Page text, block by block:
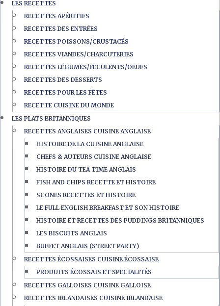
LES RECETTES
RECETTES APÉRITIFS
RECETTES DES ENTRÉES
RECETTES POISSONS/CRUSTACÉS
RECETTES VIANDES/CHARCUTERIES
RECETTES LÉGUMES/FÉCULENTS/OEUFS
RECETTES DES DESSERTS
RECETTES POUR LES FÊTES
RECETTE CUISINE DU MONDE
LES PLATS BRITANNIQUES
RECETTES ANGLAISES CUISINE ANGLAISE
HISTOIRE DE LA CUISINE ANGLAISE
CHEFS & AUTEURS CUISINE ANGLAISE
HISTOIRE DU TEA TIME ANGLAIS
FISH AND CHIPS RECETTE ET HISTOIRE
SCONES RECETTES ET HISTOIRE
LE FULL ENGLISH BREAKFAST ET SON HISTOIRE
HISTOIRE ET RECETTES DES PUDDINGS BRITANNIQUES
LES BISCUITS ANGLAIS
BUFFET ANGLAIS (STREET PARTY)
RECETTES ÉCOSSAISES CUISINE ÉCOSSAISE
PRODUITS ÉCOSSAIS ET SPÉCIALITÉS
RECETTES GALLOISES CUISINE GALLOISE
RECETTES IRLANDAISES CUISINE IRLANDAISE